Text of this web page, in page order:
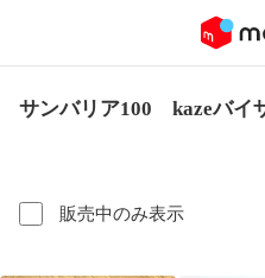
サンバリア100 kazeバイ
販売中のみ表示